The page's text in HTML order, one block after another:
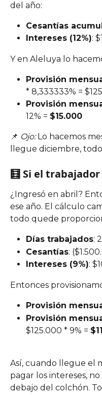
del año:
Cesantías
Intereses (12%):
Y en Aleluya lo
Provisión
* 8,333333% =
Provisión
12% = $15.000
📌 Ojo: Lo hacemos
llegue diciembre,
🧮 Si el
¿Ingresó en abril?
ese año. El cálculo
todo quede
Días trabajados:
Cesantías:
Intereses (9%):
Entonces
Provisión
Provisión
$125.000 * 9% =
Así, cuando llegue el
pagar los intereses,
debajo del colchón.